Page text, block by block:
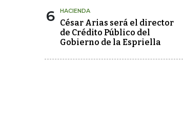
6 HACIENDA
César Arias será el director
de Crédito Público del
Gobierno de la Espriella